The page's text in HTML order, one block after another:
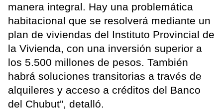
manera integral. Hay una problemática
habitacional que se resolverá mediante un
plan de viviendas del Instituto Provincial de
la Vivienda, con una inversión superior a
los 5.500 millones de pesos. También
habrá soluciones transitorias a través de
alquileres y acceso a créditos del Banco
del Chubut”, detalló.